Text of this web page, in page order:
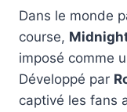
Dans le monde
course,
imposé comme
Développé par
captivé les fans